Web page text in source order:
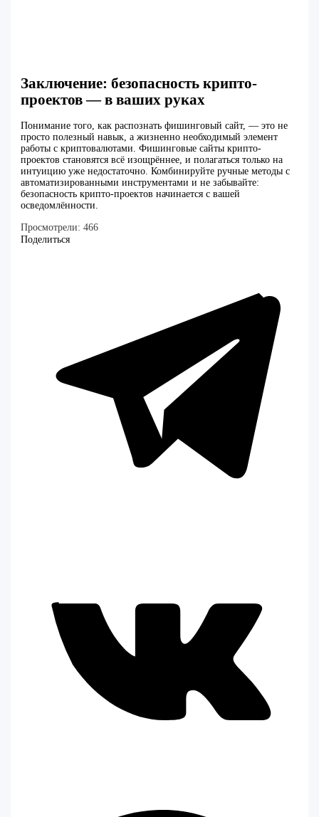
Заключение: безопасность крипто-
проектов — в ваших руках
Понимание того, как распознать фишинговый сайт, — это не
просто полезный навык, а жизненно необходимый элемент
работы с криптовалютами. Фишинговые сайты крипто-
проектов становятся всё изощрённее, и полагаться только на
интуицию уже недостаточно. Комбинируйте ручные методы с
автоматизированными инструментами и не забывайте:
безопасность крипто-проектов начинается с вашей
осведомлённости.
Просмотрели: 466
Поделиться